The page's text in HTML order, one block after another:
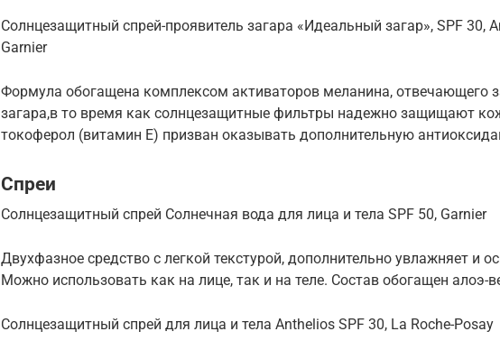
Солнцезащитный спрей-проявитель загара «Идеальный загар», SPF 30,
Garnier
Формула обогащена комплексом активаторов меланина, отвечающего
загара,в то время как солнцезащитные фильтры надежно защищают
токоферол (витамин Е) призван оказывать дополнительную
Спреи
Солнцезащитный спрей Солнечная вода для лица и тела SPF 50, Garnier
Двухфазное средство с легкой текстурой, дополнительно увлажняет и
Можно использовать как на лице, так и на теле. Состав обогащен алоэ-
Солнцезащитный cпрей для лица и тела Anthelios SPF 30, La Roche-Posay